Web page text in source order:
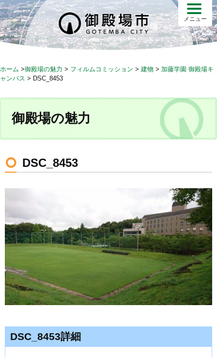
S
k
i
p
c
n
メニュー
ホーム >御殿場の魅力 > フィルムコミッション > 建物 > 加藤学園 御殿場キ
ャンパス > DSC_8453
御殿場の魅力
DSC_8453
DSC_8453詳細